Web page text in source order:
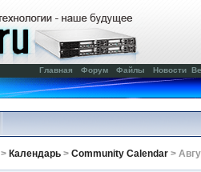
Главная Форум Файлы Новости
> Календарь > Community Calendar >